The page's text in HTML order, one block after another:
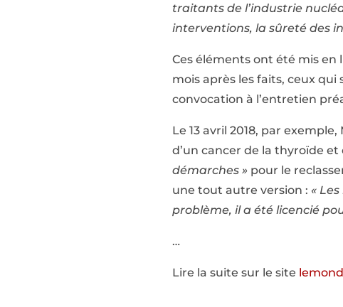
traitants de l’industrie
interventions, la sûreté des
Ces éléments ont été mis en
mois après les faits, ceux qui
convocation à l’entretien
Le 13 avril 2018, par
d’un cancer de la thyroïde
démarches »pour le
une tout autre version : «
problème, il a été licencié
…
Lire la suite sur le site